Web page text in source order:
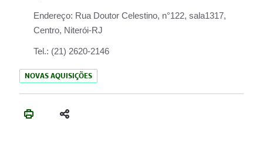
Endereço: Rua Doutor Celestino, n°122, sala1317,
Centro, Niterói-RJ
Tel.: (21) 2620-2146
NOVAS AQUISIÇÕES